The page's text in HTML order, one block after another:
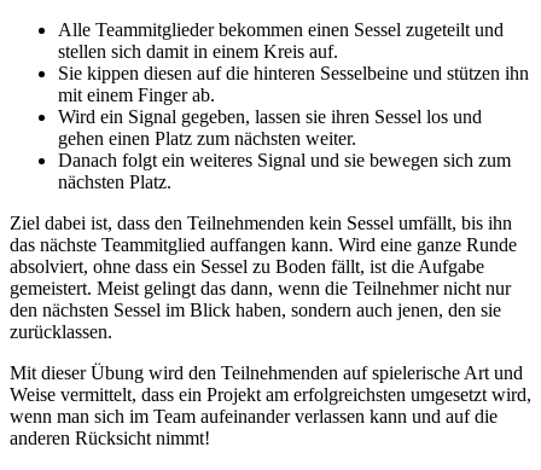
Alle Teammitglieder bekommen einen Sessel zugeteilt und
stellen sich damit in einem Kreis auf.
Sie kippen diesen auf die hinteren Sesselbeine und stützen ihn
mit einem Finger ab.
Wird ein Signal gegeben, lassen sie ihren Sessel los und
gehen einen Platz zum nächsten weiter.
Danach folgt ein weiteres Signal und sie bewegen sich zum
nächsten Platz.
Ziel dabei ist, dass den Teilnehmenden kein Sessel umfällt, bis ihn
das nächste Teammitglied auffangen kann. Wird eine ganze Runde
absolviert, ohne dass ein Sessel zu Boden fällt, ist die Aufgabe
gemeistert. Meist gelingt das dann, wenn die Teilnehmer nicht nur
den nächsten Sessel im Blick haben, sondern auch jenen, den sie
zurücklassen.
Mit dieser Übung wird den Teilnehmenden auf spielerische Art und
Weise vermittelt, dass ein Projekt am erfolgreichsten umgesetzt wird,
wenn man sich im Team aufeinander verlassen kann und auf die
anderen Rücksicht nimmt!